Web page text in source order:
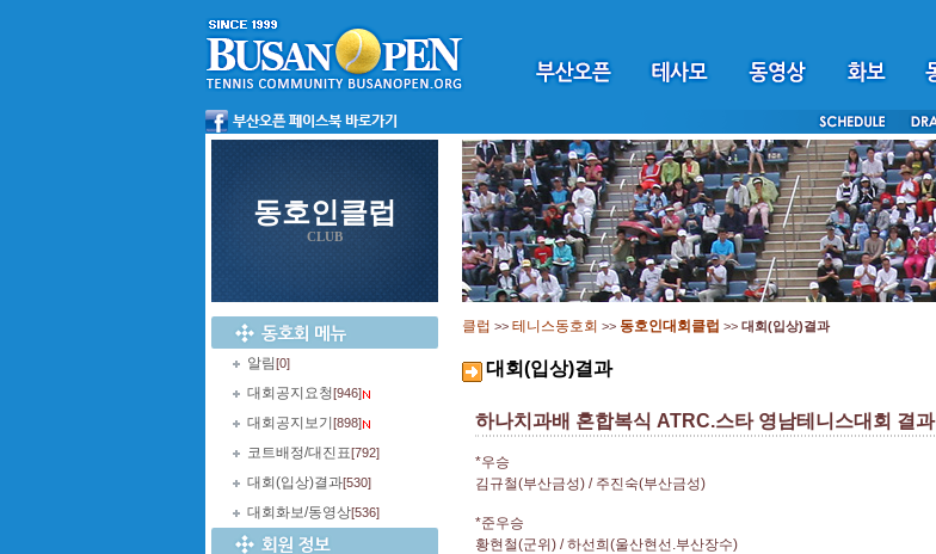
동호인클럽
CLUB
알림[0]
대회공지요청[946]
대회공지보기 [898]
코트배정/대진표[792]
대회(입상)결과[530]
대회화보/동영상[536]
클럽 >> 테니스동호회 >> 동호인대회클럽 >> 대회(입상)결과
대회(입상)결과
하나치과배 혼합복식 ATRC.스타 영남테니스대회 결과
*우승
김규철(부산금성) / 주진숙(부산금성)
*준우승
황현철(군위) / 하선희(울산현선.부산장수)